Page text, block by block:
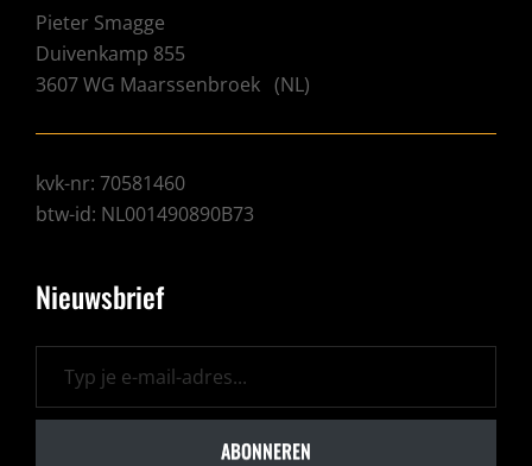
Pieter Smagge
Duivenkamp 855
3607 WG Maarssenbroek (NL)
kvk-nr: 70581460
btw-id: NL001490890B73
Nieuwsbrief
Typ je e-mail-adres...
ABONNEREN